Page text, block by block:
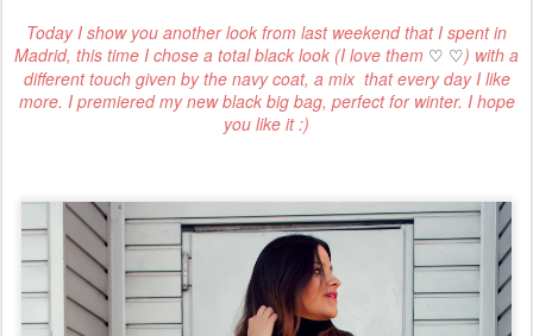
Today I show you another look from last weekend that I spent in
Madrid, this time I chose a total black look (I love them ♡ ♡) with a
different touch given by the navy coat, a mix that every day I like
more. I premiered my new black big bag, perfect for winter. I hope
you like it :)